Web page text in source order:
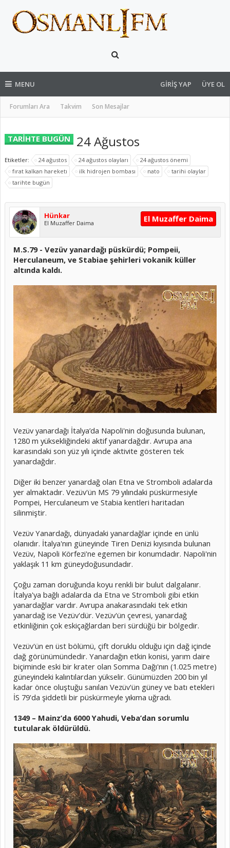
MENU
Forumları Ara Takvim Son Mesajlar
GIRIŞ YAP ÜYE OL
TARİHTE BUGÜN 24 Ağustos
Etiketler: 24 ağustos 24 ağustos olayları
24 ağustos önemi
fırat kalkan hareketı
ilk hidrojen bombası nato
tarihi olaylar
tarihte bugün
Hünkar
El Muzaffer Daima El Muzaffer Daima
M.S.79 - Vezüv yanardağı püskürdü; Pompeii,
Herculaneum, ve Stabiae şehirleri vokanik küller
altında kaldı.
Vezüv yanardağı İtalya’da Napoli'nin doğusunda bulunan,
1280 m yüksekliğindeki aktif yanardağdır. Avrupa ana
karasındaki son yüz yılı içinde aktivite gösteren tek
yanardağdır.
Diğer iki benzer yanardağ olan Etna ve Stromboli adalarda
yer almaktadır. Vezüv'ün MS 79 yılındaki püskürmesiyle
Pompei, Herculaneum ve Stabia kentleri haritadan
silinmiştir.
Vezüv Yanardağı, dünyadaki yanardağlar içinde en ünlü
olanıdır. İtalya'nın güneyinde Tiren Denizi kıyısında bulunan
Vezüv, Napoli Körfezi'ne egemen bir konumdadır. Napoli'nin
yaklaşık 11 km güneydoğusundadır.
Çoğu zaman doruğunda koyu renkli bir bulut dalgalanır.
İtalya'ya bağlı adalarda da Etna ve Stromboli gibi etkin
yanardağlar vardır. Avrupa anakarasındaki tek etkin
yanardağ ise Vezüv'dür. Vezüv'ün çevresi, yanardağ
etkinliğinin çok eskiçağlardan beri sürdüğü bir bölgedir.
Vezüv'ün en üst bölümü, çift doruklu olduğu için dağ içinde
dağ görünümündedir. Yanardağın etkin konisi, yarım daire
biçiminde eski bir krater olan Somma Dağı'nın (1.025 metre)
güneyindeki kalıntılardan yükselir. Günümüzden 200 bin yıl
kadar önce oluştuğu sanılan Vezüv'ün güney ve batı etekleri
İS 79'da şiddetli bir püskürmeyle yıkıma uğradı.
1349 – Mainz’da 6000 Yahudi, Veba’dan sorumlu
tutularak öldürüldü.